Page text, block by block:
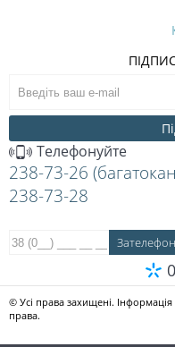
Телефонуйте
238-73-26
238-73-28
© Усі права захищені.
права.